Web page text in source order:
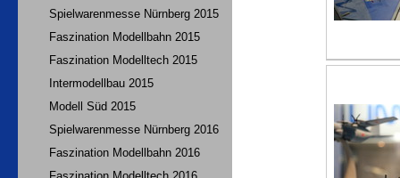
Spielwarenmesse Nürnberg 2015
Faszination Modellbahn 2015
Faszination Modelltech 2015
Intermodellbau 2015
Modell Süd 2015
Spielwarenmesse Nürnberg 2016
Faszination Modellbahn 2016